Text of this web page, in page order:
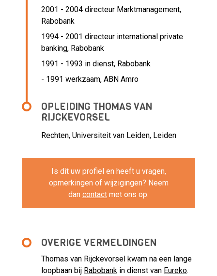
2001 - 2004 directeur Marktmanagement,
Rabobank
1994 - 2001 directeur international private
banking, Rabobank
1991 - 1993 in dienst, Rabobank
- 1991 werkzaam, ABN Amro
OPLEIDING THOMAS VAN
RIJCKEVORSEL
Rechten, Universiteit van Leiden, Leiden
Is dit uw profiel en heeft u vragen,
opmerkingen of wijzigingen? Neem
dan contact met ons op.
OVERIGE VERMELDINGEN
Thomas van Rijckevorsel kwam na een lange
loopbaan bij Rabobank in dienst van Eureko.